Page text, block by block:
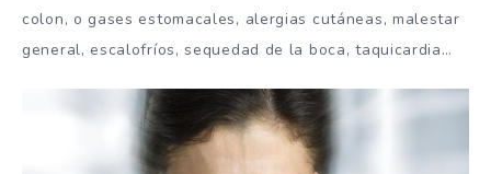
colon, o gases estomacales, alergias cutáneas, malestar
general, escalofríos, sequedad de la boca, taquicardia…